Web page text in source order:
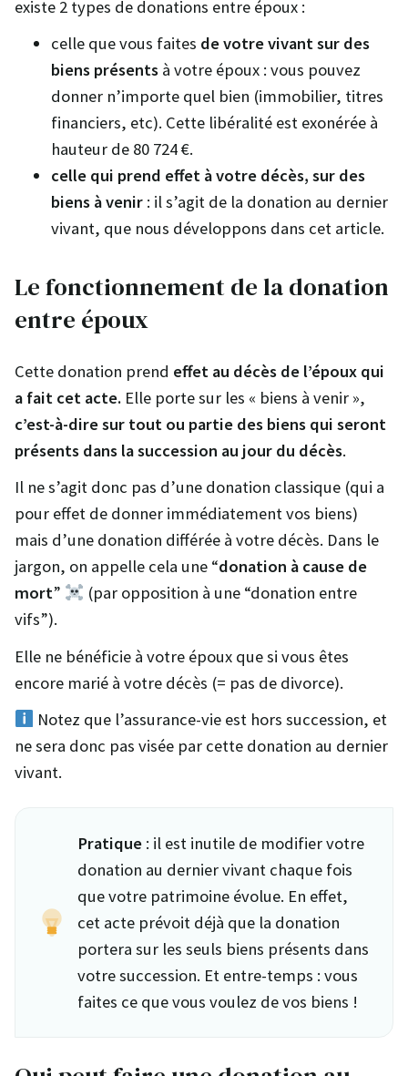
existe 2 types de donations entre époux :
celle que vous faites de votre vivantsur des
biens présents à votre époux : vous pouvez
donner n’importe quel bien (immobilier, titres
financiers, etc). Cette libéralité est exonérée à
hauteur de 80 724 €.
celle qui prend effet à votre décès, sur des
biens à venir : il s’agit de la donation au dernier
vivant, que nous développons dans cet article.
Le fonctionnement de la donation
entre époux
Cette donation prend effet au décès de l’époux qui
a fait cet acte. Elle porte sur les « biens à venir »,
c’est-à-dire sur tout ou partie des biens qui seront
présents dans la succession au jour du décès.
Il ne s’agit donc pas d’une donation classique (qui a
pour effet de donner immédiatement vos biens)
mais d’une donation différée à votre décès. Dans le
jargon, on appelle cela une “donation à cause de
mort”
(par opposition à une “donation entre
vifs”).
Elle ne bénéficie à votre époux que si vous êtes
encore marié à votre décès (= pas de divorce).
Notez que l’assurance-vie est hors succession, et
ne sera donc pas visée par cette donation au dernier
vivant.
Pratique : il est inutile de modifier votre
donation au dernier vivant chaque fois
que votre patrimoine évolue. En effet,
cet acte prévoit déjà que la donation
portera sur les seuls biens présents dans
votre succession. Et entre-temps : vous
faites ce que vous voulez de vos biens !